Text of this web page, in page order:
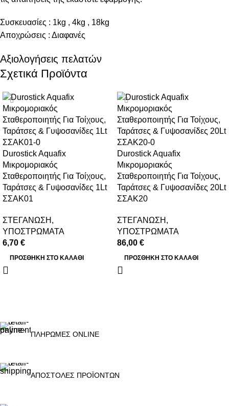
Συσκευασίες : 1kg , 4kg , 18kg
Αποχρώσεις : Διαφανές
Αξιολογήσεις πελατών
Σχετικά Προϊόντα
Durostick Aquafix
Μικρομοριακός
Σταθεροποιητής Για Τοίχους,
Ταράτσες & Γυψοσανίδες 1Lt
ΣΣΑΚ01
ΣΤΕΓΑΝΩΣΗ ,
ΥΠΟΣΤΡΩΜΑΤΑ
6,70 €
ΠΡΟΣΘΉΚΗ ΣΤΟ ΚΑΛΆΘΙ
Durostick Aquafix
Μικρομοριακός
Σταθεροποιητής Για Τοίχους,
Ταράτσες & Γυψοσανίδες 20Lt
ΣΣΑΚ20
ΣΤΕΓΑΝΩΣΗ ,
ΥΠΟΣΤΡΩΜΑΤΑ
86,00 €
ΠΡΟΣΘΉΚΗ ΣΤΟ ΚΑΛΆΘΙ
ΠΛΗΡΩΜΕΣ ONLINE
ΑΠΟΣΤΟΛΕΣ ΠΡΟΪΟΝΤΩΝ